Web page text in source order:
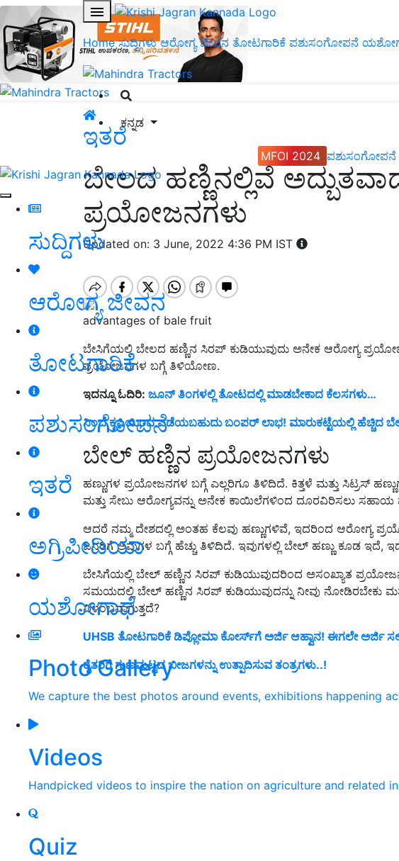
Home ಸುದ್ದಿಗಳು ಆರೋಗ್ಯ ಜೀವನ ತೋಟಗಾರಿಕೆ ಪಶುಸಂಗೋಪನೆ
ಕನ್ನಡ
MFOI 2024 ಪಶುಸಂಗೋಪನೆ
ಸುದ್ದಿಗಳು
ಆರೋಗ್ಯ ಜೀವನ
ತೋಟಗಾರಿಕೆ
ಪಶುಸಂಗೋಪನೆ
ಇತರೆ
ಅಗ್ರಿಪೀಡಿಯಾ
ಯಶೋಗಾಥೆ
Photo Gallery
We capture the best photos around events, exhibitions happening
Videos
Handpicked videos to inspire the nation on agriculture and related
Quiz
ಇತರೆ
ಬೇಲದ ಹಣ್ಣಿನಲ್ಲಿವೆ
ಪ್ರಯೋಜನಗಳು
Updated on: 3 June, 2022 4:36 PM IST
advantages of bale fruit
ಬೇಸಿಗೆಯಲ್ಲಿ ಬೇಲದ ಹಣ್ಣಿನ ಸಿರಪ್ ಕುಡಿಯುವುದು ಅನೇಕ ಆರೋಗ್ಯ
ಪ್ರಯೋಜನಗಳ ಬಗ್ಗೆ ತಿಳಿಯೋಣ.
ಇದನ್ನೂ ಓದಿರಿ: ಜೂನ್ ತಿಂಗಳಲ್ಲಿ ತೋಟದಲ್ಲಿ ಮಾಡಬೇಕಾದ ಕೆಲಸಗಳು…
ನಿಂಬೆ ಕೃಷಿಯಿಂದ ಪಡೆಯಬಹುದು ಬಂಪರ್ ಲಾಭ! ಮಾರುಕಟ್ಟೆಯಲ್ಲಿ ಹೆಚ್ಚಿದ
ಬೇಲ್ ಹಣ್ಣಿನ ಪ್ರಯೋಜನಗಳು
ಹಣ್ಣುಗಳ ಪ್ರಯೋಜನಗಳ ಬಗ್ಗೆ ಎಲ್ಲರಿಗೂ ತಿಳಿದಿದೆ. ಕಿತ್ತಳೆ ಮತ್ತು ಸಿಟ್ರಸ್
ಮತ್ತು ಸೇಬು ಆರೋಗ್ಯವನ್ನು ಅನೇಕ ಕಾಯಿಲೆಗಳಿಂದ ದೂರವಿರಿಸಲು ಸಹಾಯ
ಆದರೆ ನಮ್ಮ ದೇಶದಲ್ಲಿ ಅಂತಹ ಕೆಲವು ಹಣ್ಣುಗಳಿವೆ, ಇದರಿಂದ ಆರೋಗ್ಯ
ಜನರಿಗೆ ಅವುಗಳ ಬಗ್ಗೆ ಹೆಚ್ಚು ತಿಳಿದಿದೆ. ಇವುಗಳಲ್ಲಿ ಬೇಲ್ ಹಣ್ಣು ಕೂಡ ಇದೆ,
ಬೇಸಿಗೆಯಲ್ಲಿ ಬೇಲ್ ಹಣ್ಣಿನ ಸಿರಪ್ ಕುಡಿಯುವುದರಿಂದ ಅಸಂಖ್ಯಾತ
ಸಮಯದಲ್ಲಿ ಬೇಲ್ ಹಣ್ಣಿನ ಸಿರಪ್ ಕುಡಿಯುವುದನ್ನು ನೀವು ನೋಡಿರಬೇಕು
ವಿಳಂಬವಾಗುತ್ತದೆ?
UHSB ತೋಟಗಾರಿಕೆ ಡಿಪ್ಲೋಮಾ ಕೋರ್ಸ್‌ಗೆ ಅರ್ಜಿ ಆಹ್ವಾನ! ಈಗಲೇ ಅರ್ಜಿ
ರೈತರಿಗೆ ಗುಣಮಟ್ಟದ ಬೀಜಗಳನ್ನು ಉತ್ಪಾದಿಸುವ ತಂತ್ರಗಳು..!